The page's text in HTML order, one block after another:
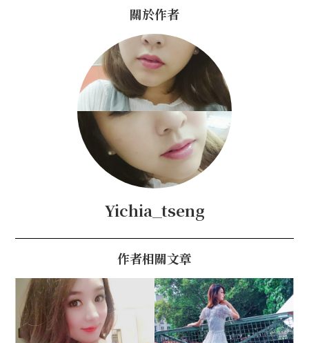
關於作者
Yichia_tseng
作者相關文章